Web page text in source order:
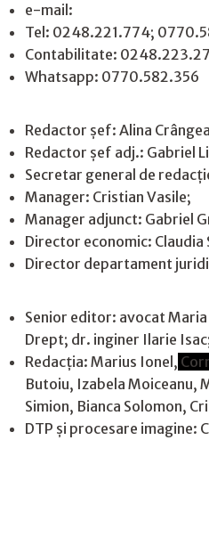
e-mail:
Tel: 0248.221.774;
Contabilitate:
Whatsapp: 0770.582.356
Redactor șef: Alina
Redactor șef adj.: Gabriel
Secretar general de
Manager: Cristian Vasile;
Manager adjunct: Gabriel
Director economic: Claudia
Director departament
Senior editor: avocat
Drept; dr. inginer Ilarie
Redacţia: Marius Ionel,
Butoiu, Izabela Moiceanu,
Simion, Bianca Solomon,
DTP și procesare imagine: